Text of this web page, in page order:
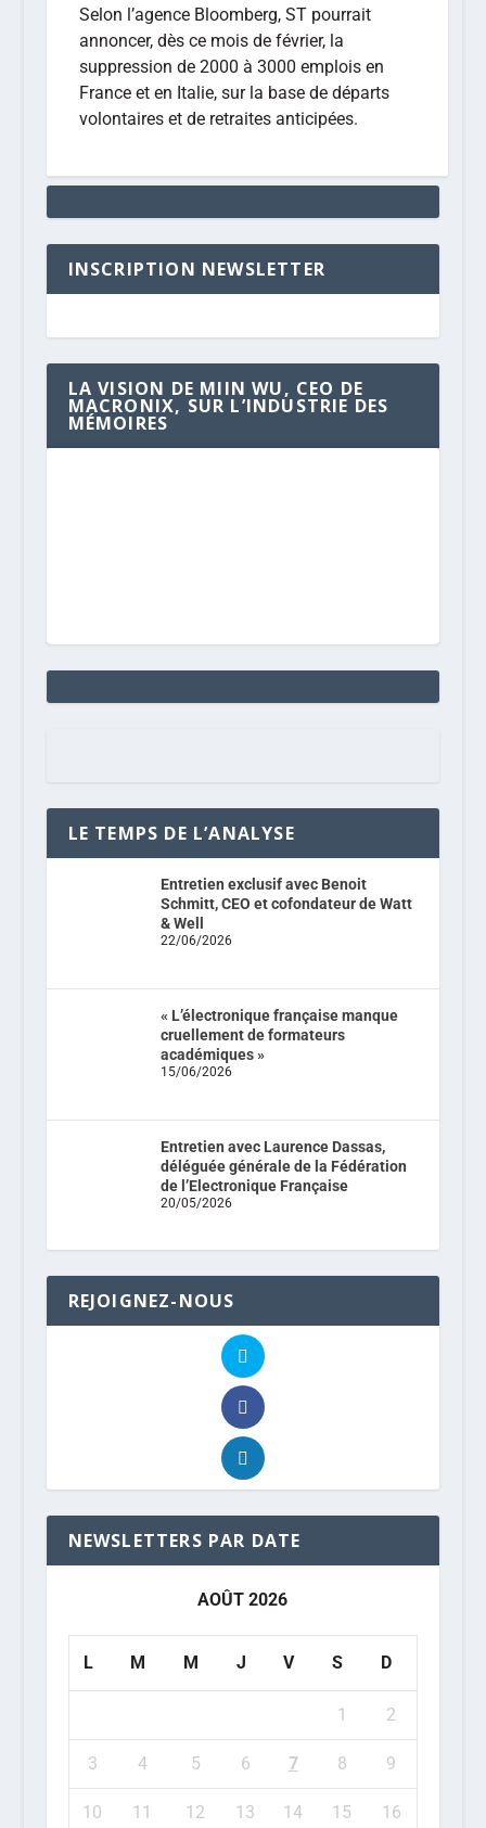
Selon l’agence Bloomberg, ST pourrait
annoncer, dès ce mois de février, la
suppression de 2000 à 3000 emplois en
France et en Italie, sur la base de départs
volontaires et de retraites anticipées.
INSCRIPTION NEWSLETTER
LA VISION DE MIIN WU, CEO DE
MACRONIX, SUR L’INDUSTRIE DES
MÉMOIRES
LE TEMPS DE L’ANALYSE
Entretien exclusif avec Benoit
Schmitt, CEO et cofondateur de Watt
& Well
22/06/2026
« L’électronique française manque
cruellement de formateurs
académiques »
15/06/2026
Entretien avec Laurence Dassas,
déléguée générale de la Fédération
de l’Electronique Française
20/05/2026
REJOIGNEZ-NOUS
NEWSLETTERS PAR DATE
AOÛT 2026
L M M J V S D
1 2
3 4 5 6 7 8 9
10 11 12 13 14 15 16